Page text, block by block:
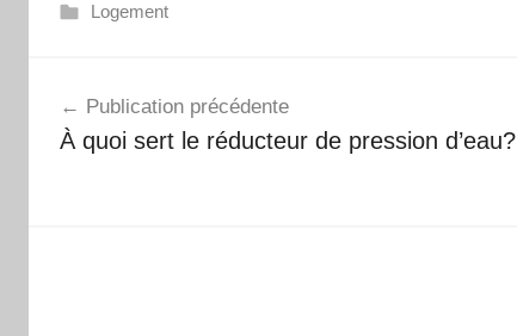
Logement
l’article
Publication précédente
À quoi sert le réducteur de pression d’eau?